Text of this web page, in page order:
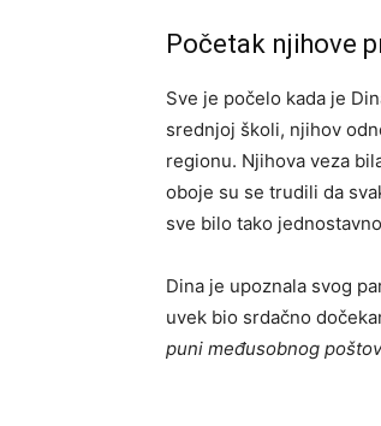
Početak njihove
Sve je počelo kada je
srednjoj školi, njihov
regionu. Njihova veza
oboje su se trudili da
sve bilo tako
Dina je upoznala svog
uvek bio srdačno
puni međusobnog